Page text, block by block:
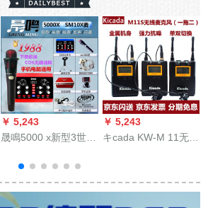
￥ 5,243
晟鳴5000 x新型3世代
のコンピタの通用す
る生放送の音カドは1
キーボードの電気音
￥ 5,243
キcada KW-M 11无线
音マイク携帯帯生放